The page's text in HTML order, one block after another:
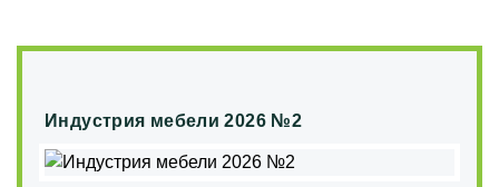
Индустрия мебели 2026 №2